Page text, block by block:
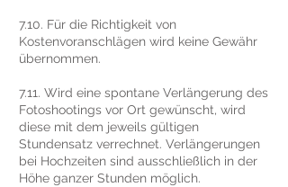
7.10. Für die Richtigkeit von
Kostenvoranschlägen wird keine Gewähr
übernommen.
7.11. Wird eine spontane Verlängerung des
Fotoshootings vor Ort gewünscht, wird
diese mit dem jeweils gültigen
Stundensatz verrechnet. Verlängerungen
bei Hochzeiten sind ausschließlich in der
Höhe ganzer Stunden möglich.